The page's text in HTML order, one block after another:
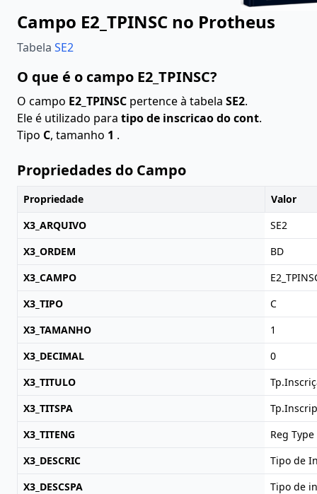
Campo E2_TPINSC no Protheus
Tabela SE2
O que é o campo E2_TPINSC?
O campo E2_TPINSC pertence à tabela SE2.
Ele é utilizado para tipo de inscricao do cont.
Tipo C, tamanho 1 .
Propriedades do Campo
Propriedade
Valor
X3_ARQUIVO
SE2
X3_ORDEM
BD
X3_CAMPO
X3_TIPO
C
X3_TAMANHO
1
X3_DECIMAL
0
X3_TITULO
X3_TITSPA
X3_TITENG
Reg Type
X3_DESCRIC
Tipo de
X3_DESCSPA
Tipo de